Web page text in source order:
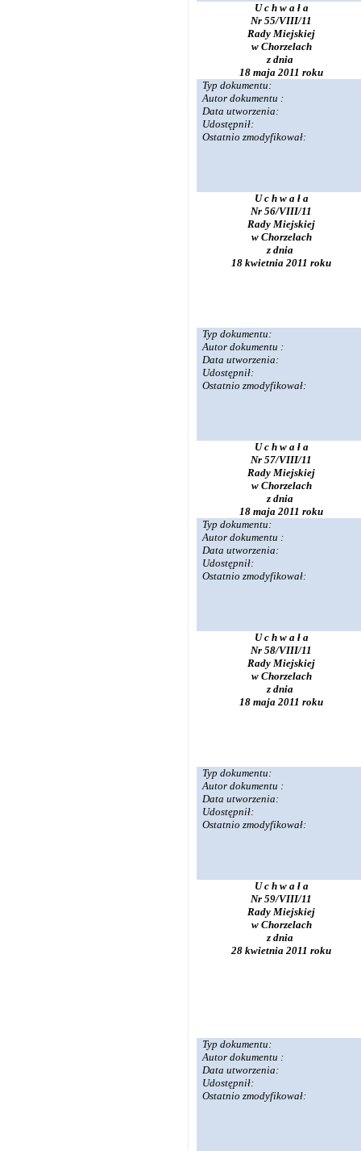
U c h w a ł a
Nr 55/VIII/11
Rady Miejskiej
w Chorzelach
z dnia
18 maja 2011 roku
Typ dokumentu:
Autor dokumentu :
Data utworzenia:
Udostępnił:
Ostatnio zmodyfikował:
U c h w a ł a
Nr 56/VIII/11
Rady Miejskiej
w Chorzelach
z dnia
18 kwietnia 2011 roku
Typ dokumentu:
Autor dokumentu :
Data utworzenia:
Udostępnił:
Ostatnio zmodyfikował:
U c h w a ł a
Nr 57/VIII/11
Rady Miejskiej
w Chorzelach
z dnia
18 maja 2011 roku
Typ dokumentu:
Autor dokumentu :
Data utworzenia:
Udostępnił:
Ostatnio zmodyfikował:
U c h w a ł a
Nr 58/VIII/11
Rady Miejskiej
w Chorzelach
z dnia
18 maja 2011 roku
Typ dokumentu:
Autor dokumentu :
Data utworzenia:
Udostępnił:
Ostatnio zmodyfikował:
U c h w a ł a
Nr 59/VIII/11
Rady Miejskiej
w Chorzelach
z dnia
28 kwietnia 2011 roku
Typ dokumentu:
Autor dokumentu :
Data utworzenia:
Udostępnił:
Ostatnio zmodyfikował: